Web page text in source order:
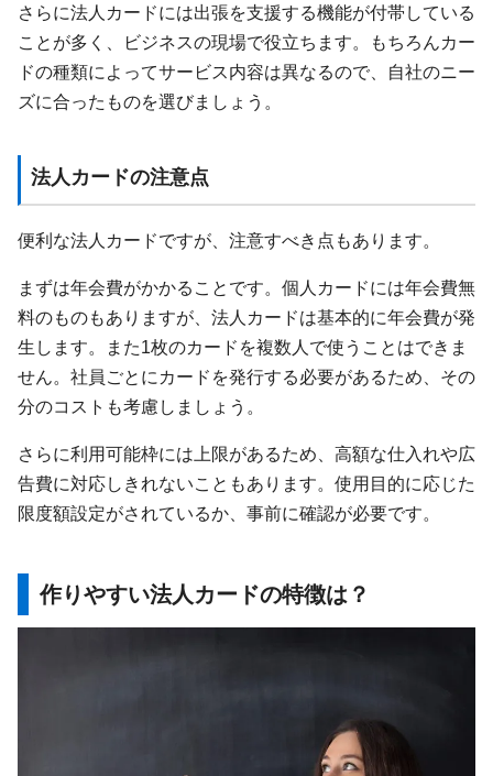
さらに法人カードには出張を支援する機能が付帯している
ことが多く、ビジネスの現場で役立ちます。もちろんカー
ドの種類によってサービス内容は異なるので、自社のニー
ズに合ったものを選びましょう。
法人カードの注意点
便利な法人カードですが、注意すべき点もあります。
まずは年会費がかかることです。個人カードには年会費無
料のものもありますが、法人カードは基本的に年会費が発
生します。また1枚のカードを複数人で使うことはできま
せん。社員ごとにカードを発行する必要があるため、その
分のコストも考慮しましょう。
さらに利用可能枠には上限があるため、高額な仕入れや広
告費に対応しきれないこともあります。使用目的に応じた
限度額設定がされているか、事前に確認が必要です。
作りやすい法人カードの特徴は？